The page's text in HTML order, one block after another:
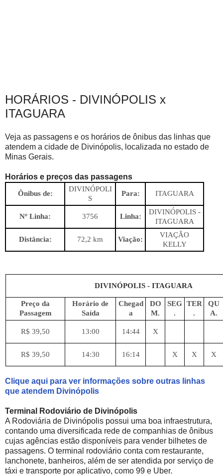
HORÁRIOS - DIVINÓPOLIS x
ITAGUARA
Veja as passagens e os horários de ônibus das linhas que
atendem a cidade de Divinópolis, localizada no estado de
Minas Gerais.
Horários e preços das passagens
Ônibus de:
DIVINÓPOLI
S
Para: ITAGUARA
Nº Linha: 3756 Linha:
DIVINÓPOLIS -
ITAGUARA
Distância: 72,2 km Viação:
VIAÇÃO
KELLY
DIVINÓPOLIS - ITAGUARA
Preço da
Passagem
Horário de
Saída
Chegad
a
DO
M.
SEG
.
TER
.
QU
A.
R$ 39,50 13:00 14:44 X
R$ 39,50 14:30 16:14 X X X
Clique aqui para ver informações sobre outras linhas
que atendem Divinópolis
Terminal Rodoviário de Divinópolis
A Rodoviária de Divinópolis possui uma boa infraestrutura,
contando uma diversificada rede de companhias de ônibus
cujas agências estão disponíveis para vender bilhetes de
passagens. O terminal rodoviário conta com restaurante,
lanchonete, banheiros, além de ser atendida por serviço de
táxi e transporte por aplicativo, como 99 e Uber.